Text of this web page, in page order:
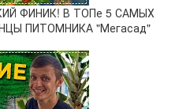
ФИНИК! В ТОПе 5 САМЫХ
ПИТОМНИКА "Мегасад"